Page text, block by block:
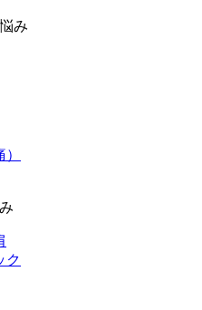
み
ク